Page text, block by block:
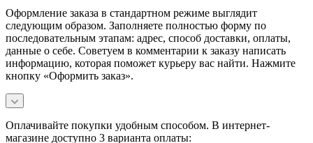
Оформление заказа в стандартном режиме выглядит
следующим образом. Заполняете полностью форму по
последовательным этапам: адрес, способ доставки, оплаты,
данные о себе. Советуем в комментарии к заказу написать
информацию, которая поможет курьеру вас найти. Нажмите
кнопку «Оформить заказ».
Оплачивайте покупки удобным способом. В интернет-
магазине доступно 3 варианта оплаты: